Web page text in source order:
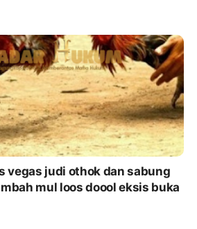
vegas judi othok dan sabung
mul loos doool eksis buka